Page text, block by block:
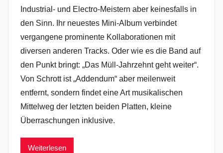
Industrial- und Electro-Meistern aber keinesfalls in
den Sinn. Ihr neuestes Mini-Album verbindet
vergangene prominente Kollaborationen mit
diversen anderen Tracks. Oder wie es die Band auf
den Punkt bringt: „Das Müll-Jahrzehnt geht weiter“.
Von Schrott ist „Addendum“ aber meilenweit
entfernt, sondern findet eine Art musikalischen
Mittelweg der letzten beiden Platten, kleine
Überraschungen inklusive.
Weiterlesen